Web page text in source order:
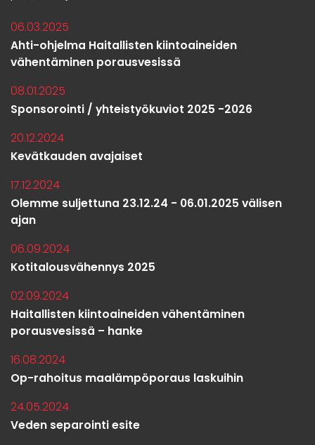
06.03.2025
Ahti-ohjelma Haitallisten kiintoaineiden
vähentäminen porausvesissä
08.01.2025
Sponsorointi / yhteistyökuviot 2025 -2026
20.12.2024
Kevätkauden avajaiset
17.12.2024
Olemme suljettuna 23.12.24 - 06.01.2025 välisen
ajan
06.09.2024
Kotitalousvähennys 2025
02.09.2024
Haitallisten kiintoaineiden vähentäminen
porausvesissä – hanke
16.08.2024
Op-rahoitus maalämpöporaus laskuihin
24.05.2024
Veden separointi esite